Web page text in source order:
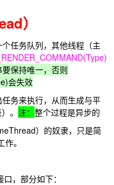
）
任务队列，其他线程（主
保持唯一，否则
会失效
务来执行，从而生成与平
。 注： 整个过程是异步的
）的奴隶，只是简
。
，部分如下：